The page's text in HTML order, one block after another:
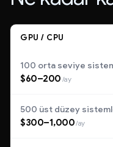
GPU / CPU
100 orta seviye
$60–200 /ay
500 üst düzey
$300–1,000/ay